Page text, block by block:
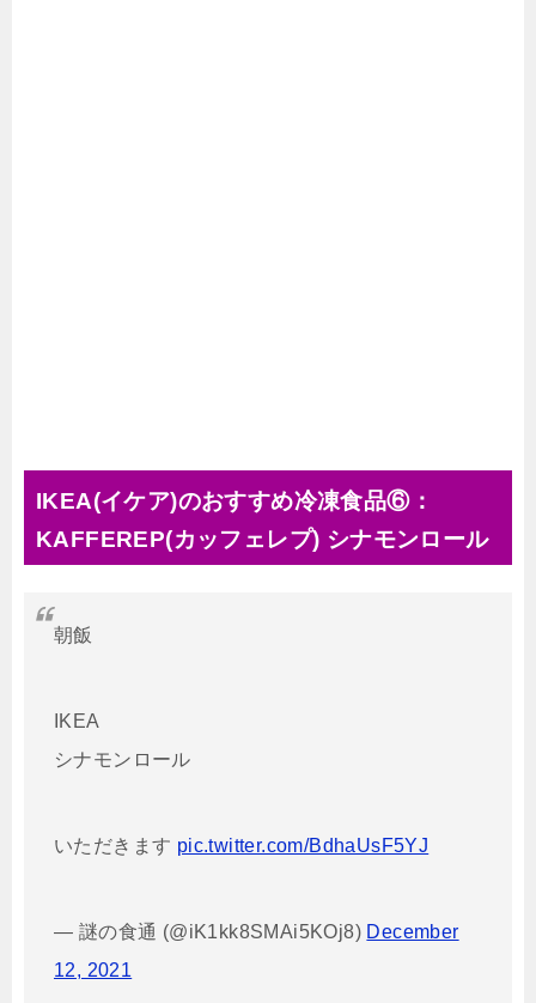
IKEA(イケア)のおすすめ冷凍食品⑥：
KAFFEREP(カッフェレプ) シナモンロール
朝飯
IKEA
シナモンロール
いただきます pic.twitter.com/BdhaUsF5YJ
— 謎の食通 (@iK1kk8SMAi5KOj8) December
12, 2021